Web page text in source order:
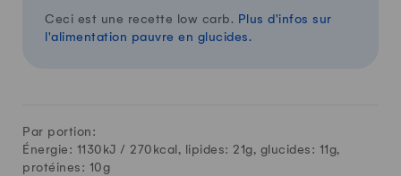
Ceci est une recette low carb. Plus d'infos sur
l'alimentation pauvre en glucides.
Par portion:
Énergie: 1130kJ / 270 kcal, lipides: 21g, glucides: 11 g,
protéines: 10g